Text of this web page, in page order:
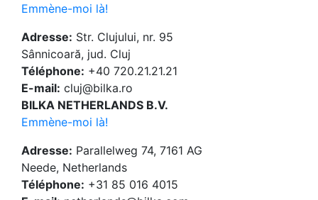
Emmène-moi là!
Adresse: Str. Clujului, nr. 95
Sânnicoară, jud. Cluj
Téléphone: +40 720.21.21.21
E-mail: cluj@bilka.ro
BILKA NETHERLANDS B.V.
Emmène-moi là!
Adresse: Parallelweg 74, 7161 AG
Neede, Netherlands
Téléphone: +31 85 016 4015